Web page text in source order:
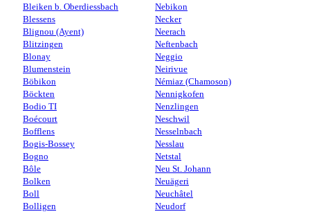
Bleiken b. Oberdiessbach
Blessens
Blignou (Ayent)
Blitzingen
Blonay
Blumenstein
Böbikon
Böckten
Bodio TI
Boécourt
Bofflens
Bogis-Bossey
Bogno
Bôle
Bolken
Boll
Bolligen
Nebikon
Necker
Neerach
Neftenbach
Neggio
Neirivue
Némiaz (Chamoson)
Nennigkofen
Nenzlingen
Neschwil
Nesselnbach
Nesslau
Netstal
Neu St. Johann
Neuägeri
Neuchâtel
Neudorf